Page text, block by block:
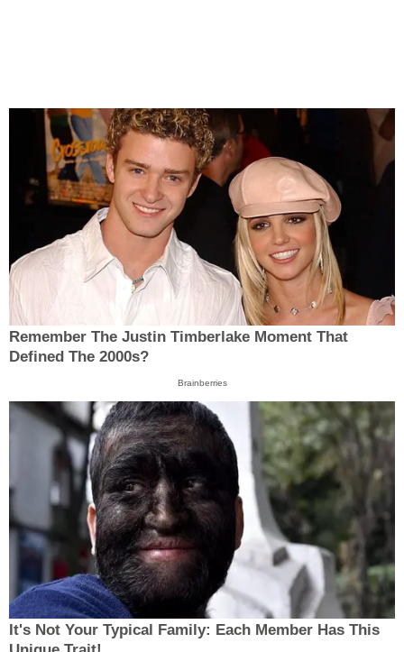
Remember The Justin Timberlake Moment That
Defined The 2000s?
Brainberries
It's Not Your Typical Family: Each Member Has This